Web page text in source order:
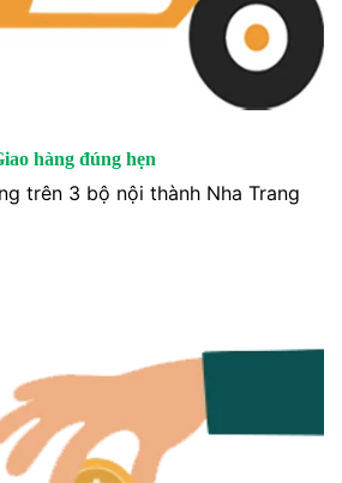
hàng đúng hẹn
trên 3 bộ nội thành Nha Trang